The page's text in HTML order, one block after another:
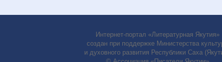
Интернет-портал «Литературная Якутия»
создан при поддержке Министерства
и духовного развития Республики Саха